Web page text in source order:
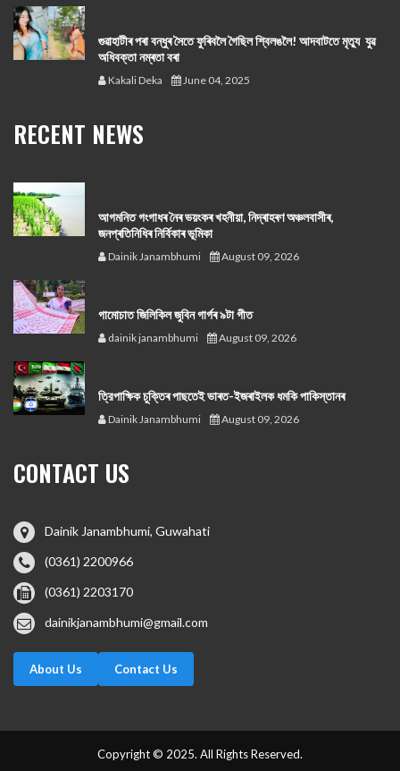
গুৱাহাটীৰ পৰা বন্ধুৰ সৈতে ফুৰিবলৈ গৈছিল শ্বিলঙলৈ! আদবাটতে মৃত্যু যুৱ
অধিবক্তা নম্ৰতা বৰা
Kakali Deka June 04, 2025
RECENT NEWS
আগমনিত গংগাধৰ নৈৰ ভয়ংকৰ খহনীয়া, নিদ্ৰাহৰণ অঞ্চলবাসীৰ,
জনপ্ৰতিনিধিৰ নিৰ্বিকাৰ ভূমিকা
Dainik Janambhumi August 09, 2026
গামোচাত জিলিকিল জুবিন গাৰ্গৰ ৯টা গীত
dainik janambhumi August 09, 2026
ত্রিপাক্ষিক চুক্তিৰ পাছতেই ভাৰত-ইজৰাইলক ধমকি পাকিস্তানৰ
Dainik Janambhumi August 09, 2026
CONTACT US
Dainik Janambhumi, Guwahati
(0361) 2200966
(0361) 2203170
dainikjanambhumi@gmail.com
About Us Contact Us
Copyright © 2025. All Rights Reserved.